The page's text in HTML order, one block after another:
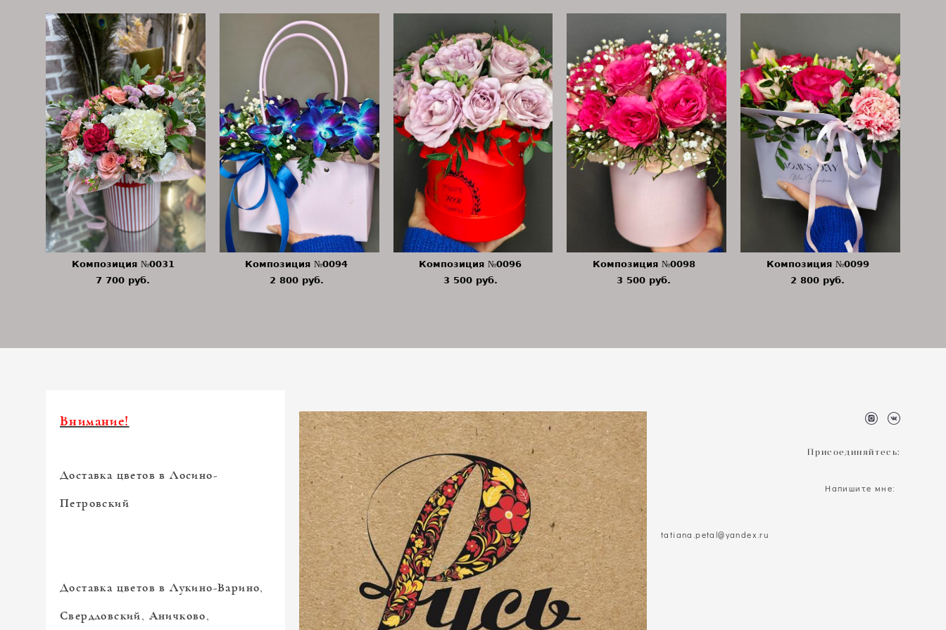
Композиция №0031
7 700 pуб.
Композиция №0094
2 800 pуб.
Композиция №0096
3 500 pуб.
Композиция №0098
3 500 pуб.
Композиция №0099
2 800 pуб.
Внимание!
Доставка цветов в Лосино-
Петровский
Доставка цветов в Лукино-Варино,
Свердловский, Аничково,
Присоединяйтесь:
Напишите мне:
tatiana.petal@yandex.ru